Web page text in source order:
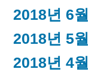
2018년 6월
2018년 5월
2018년 4월